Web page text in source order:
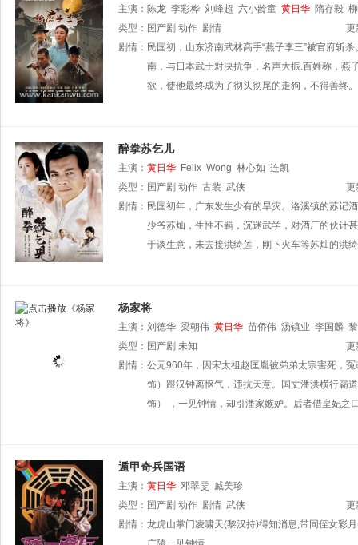
主演： 陈龙 李彩桦 刘峰超 六小龄童 黄日华 隋存毅
类型： 国产剧 动作 剧情
更
剧情： 民国初，山东济南武林高手“燕子李三”被官府斩
南，与日本武士对决抗争，名声大振.百姓称，燕
欲，使他最终成为了彻头彻尾的走狗，不得善终
醉拳苏乞儿
主演： 黄日华 Felix Wong 林心如 连凯
类型： 国产剧 动作 古装 武侠
更
剧情： 民国初年，广东发生少有的旱灾。洛溪镇的苏记
少爷苏灿，生性不羁，沉迷武学，对酒厂的伙计
于谈生意，未去接洪绮莲，刚下火车等苏灿的洪
杨家将
主演： 刘德华 梁朝伟 黄日华 苗侨伟 汤镇业 李国麟
倩 陈荣峻 谢宁 周海媚
陶大宇
吴孟达
杨盼盼 唐丽球 李香琴 郑裕玲 张曼玉 赵雅芝
类型： 国产剧 未知
更
剧情： 公元960年，因宋太祖赵匡胤被弟弟太宗害死，
饰）跟汉钟离怄气，违抗天意。国丈潘洪横行霸
饰） ，一见钟情，却引潘家嫉妒。后者借皇妃
遁甲奇兵国语
主演： 黄日华 邓翠雯 戚美珍
类型： 国产剧 动作 剧情 武侠
更
剧情： 龙虎山掌门凌啸天(黎汉持)得知消息,带同侄女彩